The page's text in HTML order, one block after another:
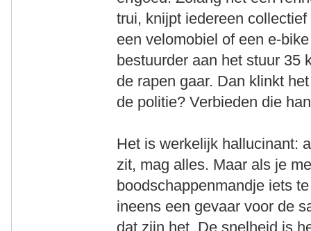
trui, knijpt iedereen
een velomobiel of een e-
bestuurder aan het stuur 35
de rapen gaar. Dan klinkt
de politie? Verbieden die
Het is werkelijk hallucinant:
zit, mag alles. Maar als je
boodschappenmandje iets
ineens een gevaar voor de
dat zijn het. De snelheid is